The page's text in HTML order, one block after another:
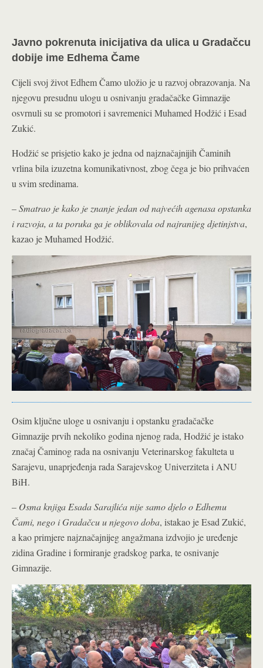
Javno pokrenuta inicijativa da ulica u Gradačcu
dobije ime Edhema Čame
Cijeli svoj život Edhem Čamo uložio je u razvoj obrazovanja. Na
njegovu presudnu ulogu u osnivanju gradačačke Gimnazije
osvrnuli su se promotori i savremenici Muhamed Hodžić i Esad
Zukić.
Hodžić se prisjetio kako je jedna od najznačajnijih Čaminih
vrlina bila izuzetna komunikativnost, zbog čega je bio prihvaćen
u svim sredinama.
–Smatrao je kako je znanje jedan od najvećih agenasa opstanka
i razvoja, a ta poruka ga je oblikovala od najranijeg djetinjstva,
kazao je Muhamed Hodžić.
Osim ključne uloge u osnivanju i opstanku gradačačke
Gimnazije prvih nekoliko godina njenog rada, Hodžić je istako
značaj Čaminog rada na osnivanju Veterinarskog fakulteta u
Sarajevu, unaprjeđenja rada Sarajevskog Univerziteta i ANU
BiH.
– Osma knjiga Esada Sarajlića nije samo djelo o Edhemu
Čami, nego i Gradačcu u njegovo doba, istakao je Esad Zukić,
a kao primjere najznačajnijeg angažmana izdvojio je uređenje
zidina Gradine i formiranje gradskog parka, te osnivanje
Gimnazije.